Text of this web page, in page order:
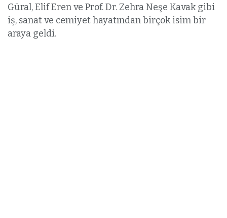
Güral, Elif Eren ve Prof. Dr. Zehra Neşe Kavak gibi
iş, sanat ve cemiyet hayatından birçok isim bir
araya geldi.